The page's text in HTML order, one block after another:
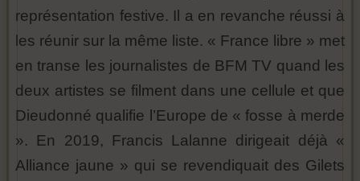
représentation festive. Il a en revanche réussi à
les réunir sur la même liste. « France libre » met
en transe les journalistes de BFM TV quand les
deux artistes se filment dans une cellule et que
Dieudonné qualifie l’Europe de « fosse à merde
». En 2019, Francis Lalanne dirigeait déjà «
Alliance jaune » qui se revendiquait des Gilets